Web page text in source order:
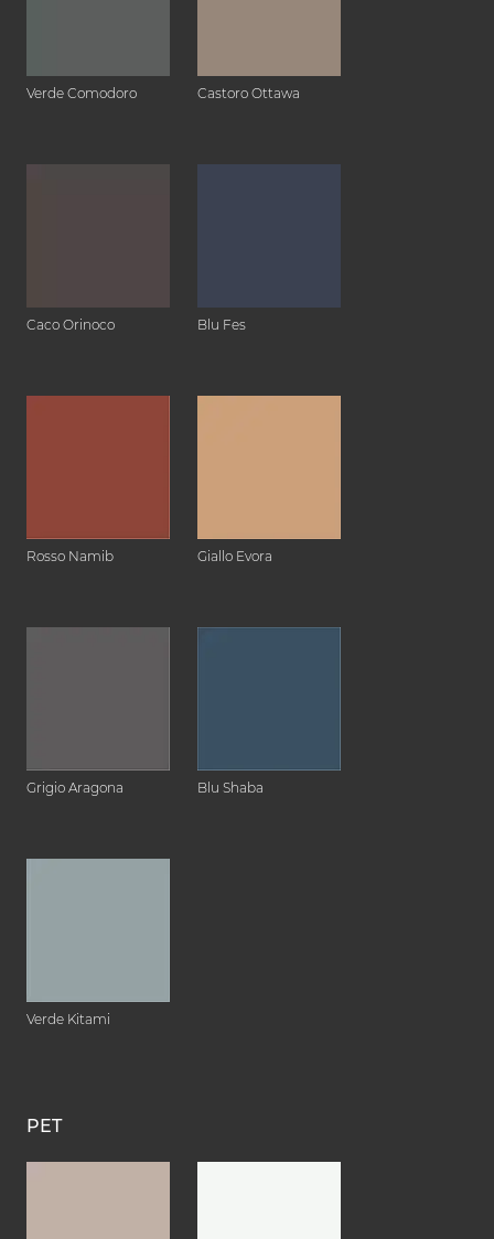
Verde Comodoro Castoro Ottawa
Caco Orinoco Blu Fes
Rosso Namib Giallo Evora
Grigio Aragona Blu Shaba
Verde Kitami
PET